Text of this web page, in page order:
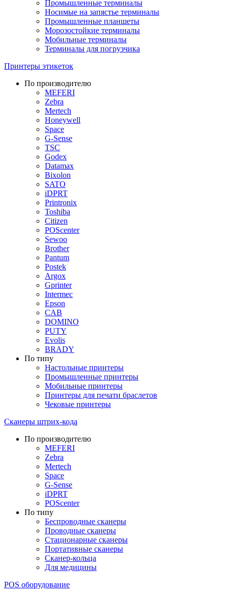
Промышленные терминалы
Носимые на запястье терминалы
Промышленные планшеты
Морозостойкие терминалы
Мобильные терминалы
Терминалы для погрузчика
Принтеры этикеток
По производителю
MEFERI
Zebra
Mertech
Honeywell
Space
G-Sense
TSC
Godex
Datamax
Bixolon
SATO
iDPRT
Printronix
Toshiba
Citizen
POScenter
Sewoo
Brother
Pantum
Postek
Argox
Gprinter
Intermec
Epson
CAB
DOMINO
PUTY
Evolis
BRADY
По типу
Настольные принтеры
Промышленные принтеры
Мобильные принтеры
Принтеры для печати браслетов
Чековые принтеры
Сканеры штрих-кода
По производителю
MEFERI
Zebra
Mertech
Space
G-Sense
iDPRT
POScenter
По типу
Беспроводные сканеры
Проводные сканеры
Стационарные сканеры
Портативные сканеры
Сканер-кольца
Для медицины
POS оборудование